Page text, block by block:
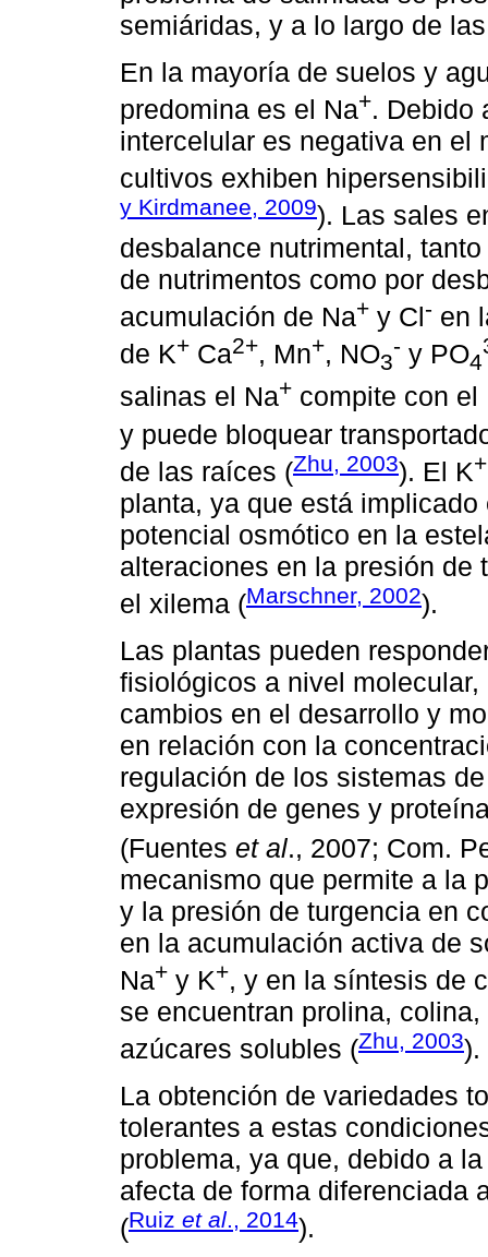
semiáridas, y a lo largo de
En la mayoría de suelos y
predomina es el Na+. Debido
intercelular es negativa en el
cultivos exhiben
y Kirdmanee, 2009). Las sales
desbalance nutrimental,
de nutrimentos como por
acumulación de Na+ y Cl- en
de K+ Ca2+, Mn+, NO3
- y PO4
salinas el Na+ compite con el
y puede bloquear
de las raíces (Zhu, 2003). El K+
planta, ya que está
potencial osmótico en la
alteraciones en la presión de
el xilema (Marschner, 2002).
Las plantas pueden
fisiológicos a nivel
cambios en el desarrollo y
en relación con la
regulación de los sistemas
expresión de genes y
(Fuentes et al., 2007; Com.
mecanismo que permite a la
y la presión de turgencia en
en la acumulación activa de
Na+ y K+, y en la síntesis de
se encuentran prolina,
azúcares solubles (Zhu, 2003).
La obtención de variedades
tolerantes a estas
problema, ya que, debido a
afecta de forma diferenciada
(Ruiz et al ., 2014).